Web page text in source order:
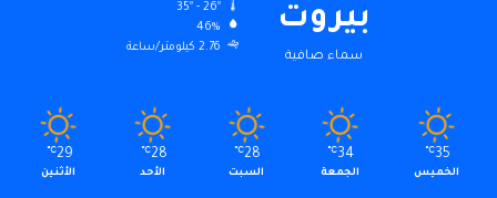
بيروت
سماء صافية
46%
2.76 كيلومتر/ساعة
35
℃
الخميس
34
℃
الجمعة
28
℃
السبت
28
℃
الأحد
29
℃
الأثنين